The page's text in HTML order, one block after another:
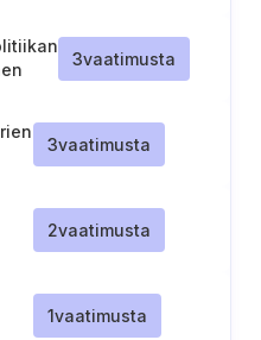
3vaatimusta
3vaatimusta
2vaatimusta
1vaatimusta